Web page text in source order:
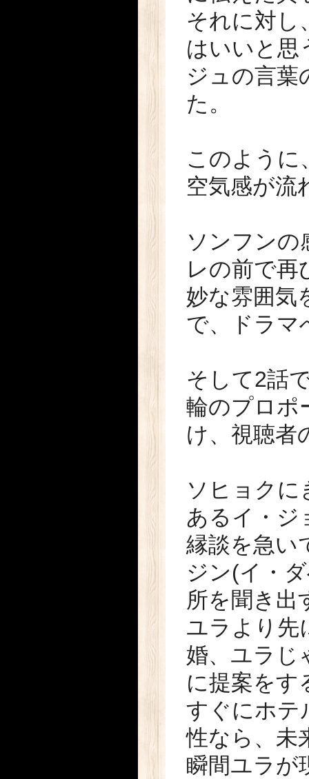
それに対し
はいいと思
ジュの言葉
た。
このように
空気感が流
ソンフンの
レの前で再
妙な雰囲気
で、ドラマ
そして2話
輪のプロポ
け、視聴者
ソヒョクに
あるイ・ジ
縁談を急い
ジン(イ・
所を聞き出
ユラより先
婚、ユラじ
に提案をす
すぐにホテ
性なら、未
瞬間ユラが